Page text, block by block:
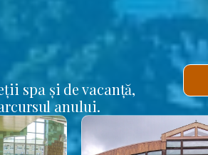
spa și de vacanță,
anului.